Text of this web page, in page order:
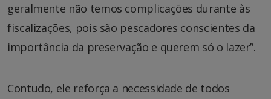
geralmente não temos complicações durante às
fiscalizações, pois são pescadores conscientes da
importância da preservação e querem só o lazer”.
Contudo, ele reforça a necessidade de todos